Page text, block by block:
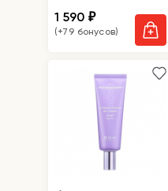
PA++++
1 590₽
(+79 бонусов)